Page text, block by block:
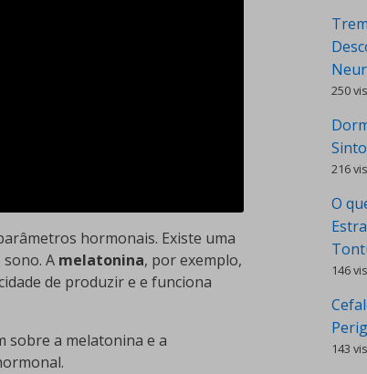
hormonais. Existe uma
A melatonina, por exemplo,
de produzir e e funciona
sobre a melatonina e a
250
216
O
146
143